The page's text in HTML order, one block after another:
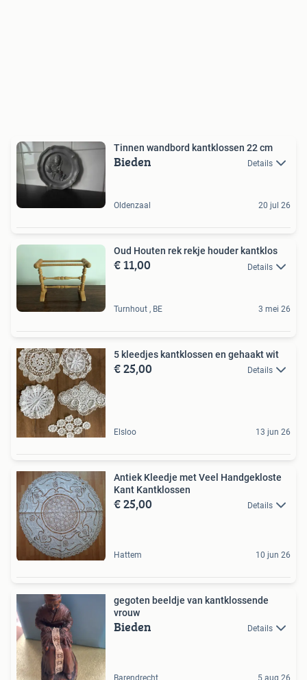
Tinnen wandbord kantklossen 22 cm
Bieden Details
Oldenzaal 20 jul 26
Oud Houten rek rekje houder kantklos
€ 11,00 Details
Turnhout , BE 3 mei 26
5 kleedjes kantklossen en gehaakt wit
€ 25,00 Details
Elsloo 13 jun 26
Antiek Kleedje met Veel Handgekloste
Kant Kantklossen
€ 25,00 Details
Hattem 10 jun 26
gegoten beeldje van kantklossende
vrouw
Bieden Details
Barendrecht 5 aug 26